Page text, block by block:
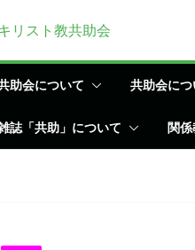
助会について 共助会につ
誌「共助」について 関